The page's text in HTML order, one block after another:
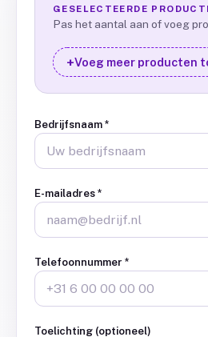
GESELECTEERDE
Pas het aantal aan of voeg
+Voeg meer producten
Bedrijfsnaam *
E-mailadres *
Telefoonnummer *
Toelichting (optioneel)